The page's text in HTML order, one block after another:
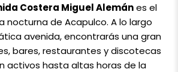
Costera Miguel Alemánes el
nocturna de Acapulco. A lo largo
avenida, encontrarás una gran
bares, restaurantes y discotecas
activos hasta altas horas de la